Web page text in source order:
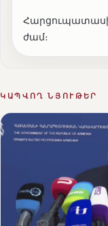
ժամ։
ԿԱՊՎՈՂ ՆՅՈՒԹԵՐ